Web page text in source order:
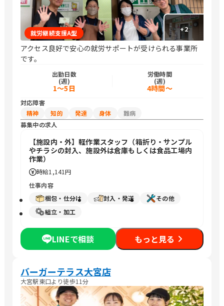
+2
就労継続支援A型
アクセス良好で安心の就労サポートが受けられる事業所
です。
出勤日数
(週)
1～5日
労働時間
(週)
4時間～
対応障害
精神
知的 発達 身体
難病
募集中の求人
【施設内・外】軽作業スタッフ（箱折り・サンプル
やチラシの封入、施設外は倉庫もしくは食品工場内
作業）
時給1,141円
仕事内容
梱包・仕分け
封入・発送
その他
組立・加工
LINEで相談 もっと見る
バーガーテラス大宮店
大宮駅東口より徒歩11分